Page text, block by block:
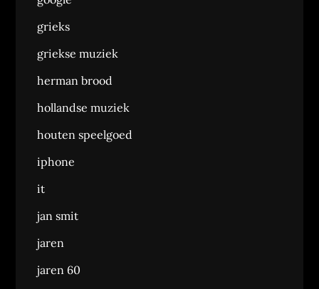
grieks
griekse muziek
herman brood
hollandse muziek
houten speelgoed
iphone
it
jan smit
jaren
jaren 60